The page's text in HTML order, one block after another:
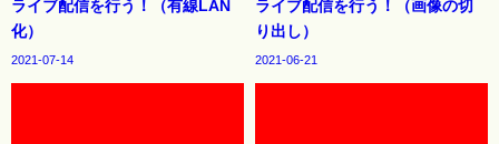
ライブ配信を行う！（有線LAN
化）
2021-07-14
ライブ配信を行う！（画像の切
り出し）
2021-06-21